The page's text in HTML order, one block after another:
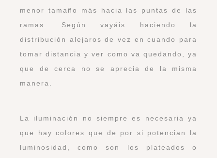
menor tamaño más hacia las puntas de las
ramas. Según vayáis haciendo la
distribución alejaros de vez en cuando para
tomar distancia y ver como va quedando, ya
que de cerca no se aprecia de la misma
manera.
La iluminación no siempre es necesaria ya
que hay colores que de por si potencian la
luminosidad, como son los plateados o